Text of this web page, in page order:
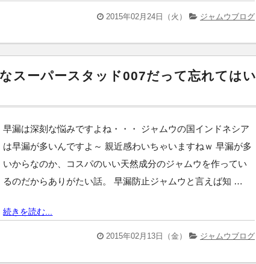
2015年02月24日（火） ジャムウブログ
スーパースタッド007だって忘れてはい
早漏は深刻な悩みですよね・・・ ジャムウの国インドネシア
は早漏が多いんですよ～ 親近感わいちゃいますねｗ 早漏が多
いからなのか、コスパのいい天然成分のジャムウを作ってい
るのだからありがたい話。 早漏防止ジャムウと言えば知 …
続きを読む...
2015年02月13日（金） ジャムウブログ